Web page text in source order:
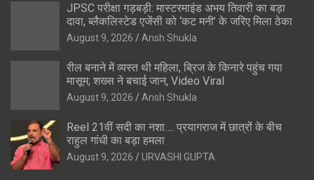
JPSC परीक्षा गड़बड़ी: मास्टरमाइंड अभय तिवारी का बड़ा
दावा, ब्लैकलिस्टेड एजेंसी को ‘कट मनी’ के जरिए मिला ठेका
August 9, 2026 Ansh Shukla
रील बनाने में व्यस्त थी महिला, ब्रिज के किनारे पहुंच गया
मासूम; शख्स ने बचाई जान, Video Viral
August 9, 2026 Ansh Shukla
Reel 21वीं सदी का नशा…. प्रयागराज में छात्रों के बीच
राहुल गांधी का बड़ा हमला
August 9, 2026 URVASHI GUPTA